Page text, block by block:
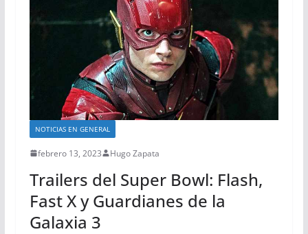
NOTICIAS EN GENERAL
febrero 13, 2023 Hugo Zapata
Trailers del Super Bowl: Flash,
Fast X y Guardianes de la
Galaxia 3